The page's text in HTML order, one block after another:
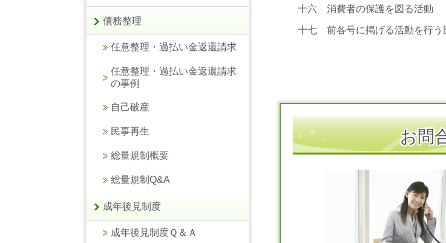
十六 消費者の保護を図る活動
十七 前各号に掲げる活動を行う
お問
債務整理
任意整理・過払い金返還請求
任意整理・過払い金返還請求
の事例
自己破産
民事再生
総量規制概要
総量規制Q&A
成年後見制度
成年後見制度Ｑ＆Ａ